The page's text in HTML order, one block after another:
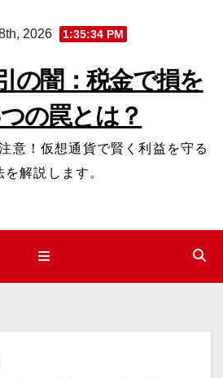
2026 1:35:35 PM
の闇：税金で損を
の罠とは？
意！仮想通貨で賢く利益を守る
を解説します。